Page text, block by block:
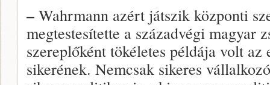
– Wahrmann azért játszik központi
megtestesítette a századvégi magyar
szereplőként tökéletes példája volt
sikerének. Nemcsak sikeres